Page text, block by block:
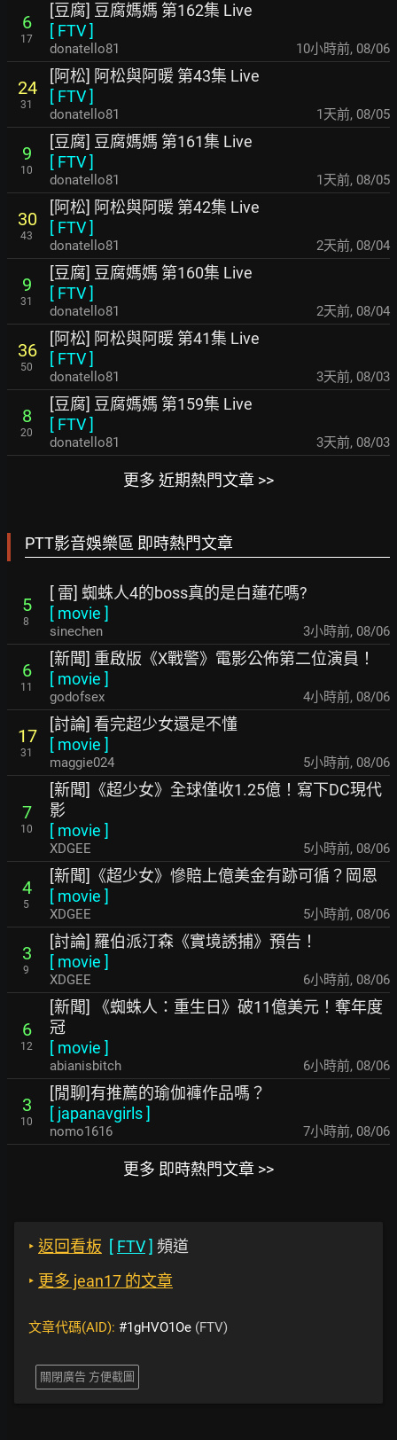
6
17
[豆腐] 豆腐媽媽 第162集 Live
[ FTV]
donatello81 10小時前, 08/06
24
31
[阿松] 阿松與阿暖 第43集 Live
[ FTV]
donatello81 1天前, 08/05
9
10
[豆腐] 豆腐媽媽 第161集 Live
[ FTV]
donatello81 1天前, 08/05
30
43
[阿松] 阿松與阿暖 第42集 Live
[ FTV]
donatello81 2天前, 08/04
9
31
[豆腐] 豆腐媽媽 第160集 Live
[ FTV]
donatello81 2天前, 08/04
36
50
[阿松] 阿松與阿暖 第41集 Live
[ FTV]
donatello81 3天前, 08/03
8
20
[豆腐] 豆腐媽媽 第159集 Live
[ FTV]
donatello81 3天前, 08/03
更多 近期熱門文章 >>
PTT影音娛樂區 即時熱門文章
5
8
[ 雷] 蜘蛛人4的boss真的是白蓮花嗎?
[ movie ]
sinechen 3小時前, 08/06
6
11
[新聞] 重啟版《X戰警》電影公佈第二位演員！
[ movie ]
godofsex 4小時前, 08/06
17
31
[討論] 看完超少女還是不懂
[ movie ]
maggie024 5小時前, 08/06
7
10
[新聞]《超少女》全球僅收1.25億！寫下DC現代
影
[ movie ]
XDGEE 5小時前, 08/06
4
5
[新聞]《超少女》慘賠上億美金有跡可循？岡恩
[ movie ]
XDGEE 6小時前, 08/06
3
9
[討論] 羅伯派汀森《實境誘捕》預告！
[ movie ]
XDGEE 6小時前, 08/06
6
12
[新聞] 《蜘蛛人：重生日》破11億美元！奪年度
冠
[ movie ]
abianisbitch 6小時前, 08/06
3
10
[閒聊]有推薦的瑜伽褲作品嗎？
[ japanavgirls]
nomo1616 7小時前, 08/06
更多 即時熱門文章 >>
‣ 返回看板 [ FTV] 頻道
‣ 更多 jean17 的文章
文章代碼(AID): #1gHVO1Oe (FTV)
關閉廣告 方便截圖